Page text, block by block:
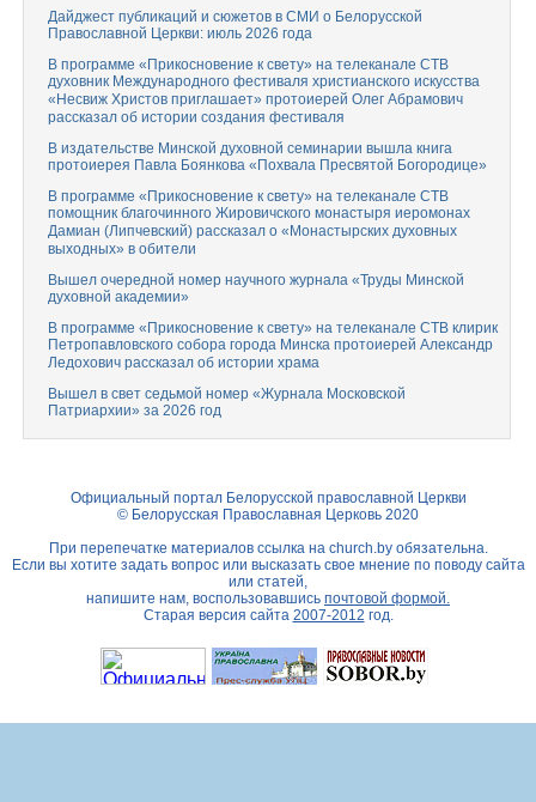
Дайджест публикаций и сюжетов в СМИ о Белорусской
Православной Церкви: июль 2026 года
В программе «Прикосновение к свету» на телеканале СТВ
духовник Международного фестиваля христианского искусства
«Несвиж Христов приглашает» протоиерей Олег Абрамович
рассказал об истории создания фестиваля
В издательстве Минской духовной семинарии вышла книга
протоиерея Павла Боянкова «Похвала Пресвятой Богородице»
В программе «Прикосновение к свету» на телеканале СТВ
помощник благочинного Жировичского монастыря иеромонах
Дамиан (Липчевский) рассказал о «Монастырских духовных
выходных» в обители
Вышел очередной номер научного журнала «Труды Минской
духовной академии»
В программе «Прикосновение к свету» на телеканале СТВ клирик
Петропавловского собора города Минска протоиерей Александр
Ледохович рассказал об истории храма
Вышел в свет седьмой номер «Журнала Московской
Патриархии» за 2026 год
Официальный портал Белорусской православной Церкви
© Белорусская Православная Церковь 2020
При перепечатке материалов ссылка на church.byобязательна.
Если вы хотите задать вопрос или высказать свое мнение по поводу сайта
или статей,
напишите нам, воспользовавшись почтовой формой.
Старая версия сайта 2007-2012 год.